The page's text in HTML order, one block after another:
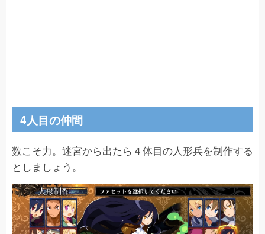
4人目の仲間
数こそ力。迷宮から出たら４体目の人形兵を制作する
としましょう。